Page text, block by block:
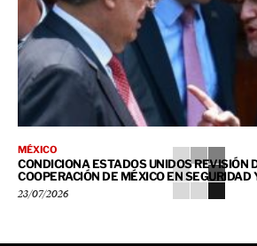
MÉXICO
CONDICIONA ESTADOS UNIDOS REVISIÓN
COOPERACIÓN DE MÉXICO EN SEGURIDAD
23/07/2026